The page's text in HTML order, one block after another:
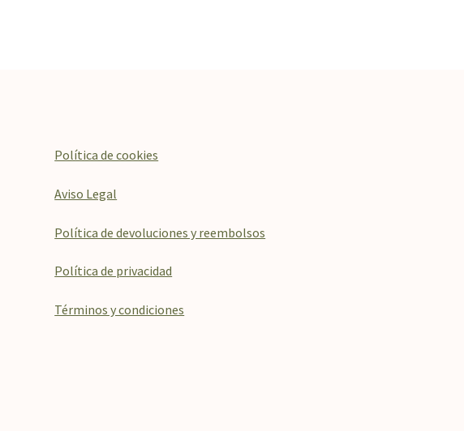
Política de cookies
Aviso Legal
Política de devoluciones y reembolsos
Política de privacidad
Términos y condiciones